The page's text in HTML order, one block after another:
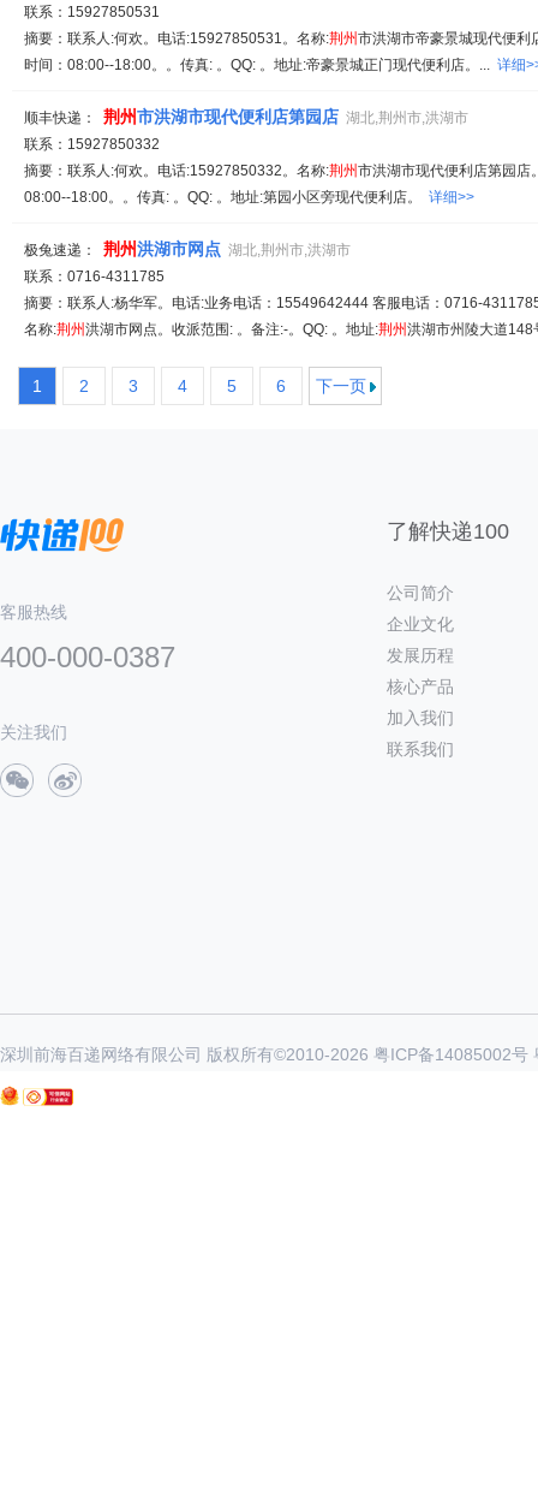
联系：15927850531
摘要：联系人:何欢。电话:15927850531。名称:荆州市洪湖市帝豪景城现代便利
时间：08:00--18:00。。传真: 。QQ: 。地址:帝豪景城正门现代便利店。... 详细
顺丰快递： 荆州市洪湖市现代便利店第园店 湖北,荆州市,洪湖市
联系：15927850332
摘要：联系人:何欢。电话:15927850332。名称:荆州市洪湖市现代便利店第园店
08:00--18:00。。传真: 。QQ: 。地址:第园小区旁现代便利店。 详细>>
极兔速递： 荆州洪湖市网点 湖北,荆州市,洪湖市
联系：0716-4311785
摘要：联系人:杨华军。电话:业务电话：15549642444 客服电话：0716-
名称:荆州洪湖市网点。收派范围: 。备注:-。QQ: 。地址:荆州洪湖市州陵大道
1 2 3 4 5 6 下一页
客服热线
400-000-0387
关注我们
了解快递100
公司简介
企业文化
发展历程
核心产品
加入我们
联系我们
深圳前海百递网络有限公司 版权所有©2010-2026 粤ICP备14085002号